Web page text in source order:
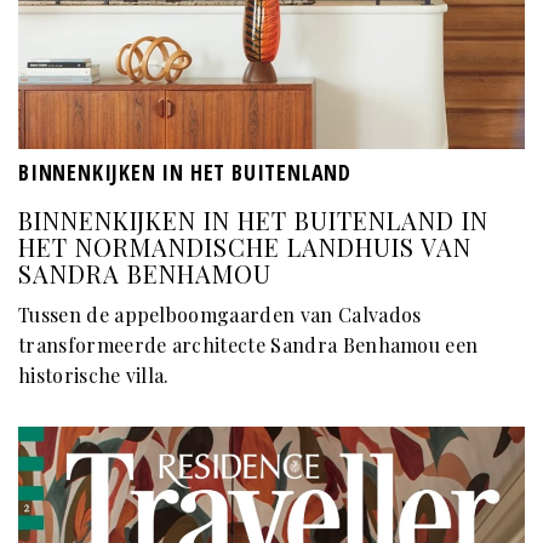
BINNENKIJKEN IN HET BUITENLAND
BINNENKIJKEN IN HET BUITENLAND IN
HET NORMANDISCHE LANDHUIS VAN
SANDRA BENHAMOU
Tussen de appelboomgaarden van Calvados
transformeerde architecte Sandra Benhamou een
historische villa.